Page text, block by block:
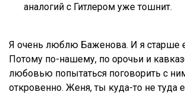
аналогий с Гитлером уже тошнит.
Я очень люблю Баженова. И я старше
Потому по-нашему, по орочьи и
любовью попытаться поговорить с
откровенно. Женя, ты куда-то не туда